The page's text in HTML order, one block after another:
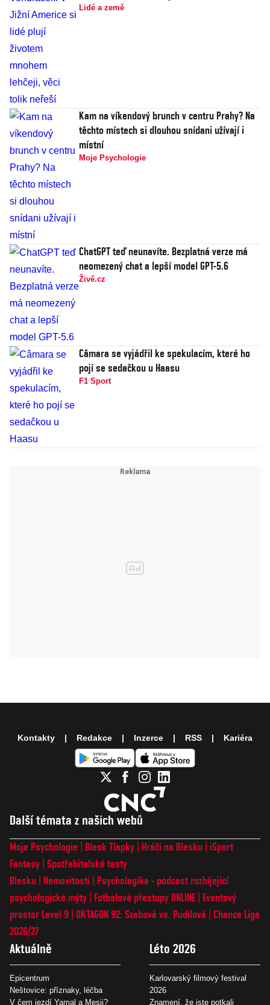
Lidé a země
Kam na víkendový brunch v centru Prahy? Na
těchto místech si dlouhou snídani užívají i
místní
Moje Psychologie
ChatGPT teď neunavíte. Bezplatná verze má
neomezený chat a lepší model GPT-5.6
Živě.cz
Câmara se vyjádřil ke spekulacím, které ho
pojí se sedačkou u Haasu
F1 Sport
Další témata z našich webů
Moje Psychologie Blesk Tlapky Hráči na Blesku
iSport
Fantasy Spotřebitelské testy
Blesku
Nemovitosti
Psychologika - podcast rozbíjející
psychologické mýty
Fotbalové přestupy ONLINE
Eventový
prostor Level 9 OKTAGON 92: Szabová vs. Pudilová
Chance Liga
2026/27
Aktuálně
Epicentrum
Neštovice: příznaky, léčba
V čem jezdí Yamal a Mesii?
Léto 2026
Karlovarský filmový festival
2026
Znamení, že jste potkali
Kontakty Redakce Inzerce RSS Kariéra